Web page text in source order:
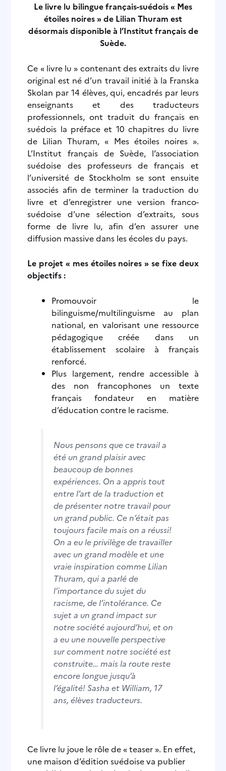
Le livre lu bilingue français-suédois « Mes
étoiles noires » de Lilian Thuram est
désormais disponible à l’Institut français de
Suède.
Ce « livre lu » contenant des extraits du livre
original est né d’un travail initié à la Franska
Skolan par 14 élèves, qui, encadrés par leurs
enseignants et des traducteurs
professionnels, ont traduit du français en
suédois la préface et 10 chapitres du livre
de Lilian Thuram, « Mes étoiles noires ».
L’Institut français de Suède, l’association
suédoise des professeurs de français et
l’université de Stockholm se sont ensuite
associés afin de terminer la traduction du
livre et d’enregistrer une version franco-
suédoise d’une sélection d’extraits, sous
forme de livre lu, afin d’en assurer une
diffusion massive dans les écoles du pays.
Le projet « mes étoiles noires » se fixe deux
objectifs :
Promouvoir le
bilinguisme/multilinguisme au plan
national, en valorisant une ressource
pédagogique créée dans un
établissement scolaire à français
renforcé.
Plus largement, rendre accessible à
des non francophones un texte
français fondateur en matière
d’éducation contre le racisme.
Nous pensons que ce travail a
été un grand plaisir avec
beaucoup de bonnes
expériences. On a appris tout
entre l’art de la traduction et
de présenter notre travail pour
un grand public. Ce n’était pas
toujours facile mais on a réussi!
On a eu le privilège de travailler
avec un grand modèle et une
vraie inspiration comme Lilian
Thuram, qui a parlé de
l’importance du sujet du
racisme, de l’intolérance. Ce
sujet a un grand impact sur
notre société aujourd’hui, et on
a eu une nouvelle perspective
sur comment notre société est
construite… mais la route reste
encore longue jusqu’à
l’égalité! Sasha et William, 17
ans, élèves traducteurs.
Ce livre lu joue le rôle de « teaser ». En effet,
une maison d’édition suédoise va publier